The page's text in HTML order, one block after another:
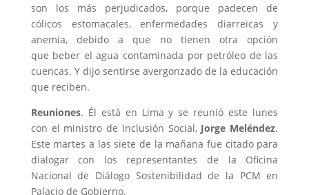
son los más perjudicados, porque padecen de
cólicos estomacales, enfermedades diarreicas y
anemia, debido a que no tienen otra opción
que beber el agua contaminada por petróleo de las
cuencas. Y dijo sentirse avergonzado de la educación
que reciben.
Reuniones. Él está en Lima y se reunió este lunes
con el ministro de Inclusión Social, Jorge Meléndez.
Este martes a las siete de la mañana fue citado para
dialogar con los representantes de la Oficina
Nacional de Diálogo Sostenibilidad de la PCM en
Palacio de Gobierno.